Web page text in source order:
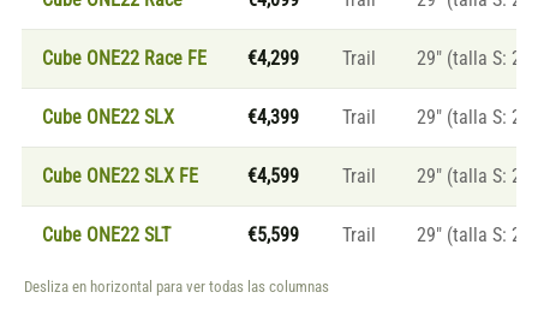
Cube ONE22 Race FE €4,299 Trail 29″ (talla S:
Cube ONE22 SLX €4,399 Trail 29″ (talla S:
Cube ONE22 SLX FE €4,599 Trail 29″ (talla S:
Cube ONE22 SLT €5,599 Trail 29″ (talla S:
Desliza en horizontal para ver todas las columnas